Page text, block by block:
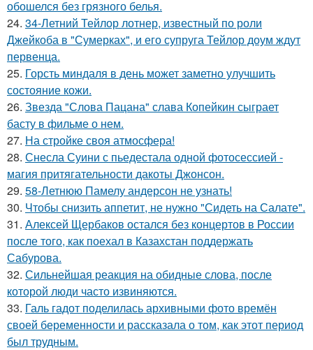
обошелся без грязного белья.
24. 34-Летний Тейлор лотнер, известный по роли
Джейкоба в "Сумерках", и его супруга Тейлор доум ждут
первенца.
25. Горсть миндаля в день может заметно улучшить
состояние кожи.
26. Звезда "Слова Пацана" слава Копейкин сыграет
басту в фильме о нем.
27. На стройке своя атмосфера!
28. Снесла Суини с пьедестала одной фотосессией -
магия притягательности дакоты Джонсон.
29. 58-Летнюю Памелу андерсон не узнать!
30. Чтобы снизить аппетит, не нужно "Сидеть на Салате".
31. Алексей Щербаков остался без концертов в России
после того, как поехал в Казахстан поддержать
Сабурова.
32. Сильнейшая реакция на обидные слова, после
которой люди часто извиняются.
33. Галь гадот поделилась архивными фото времён
своей беременности и рассказала о том, как этот период
был трудным.